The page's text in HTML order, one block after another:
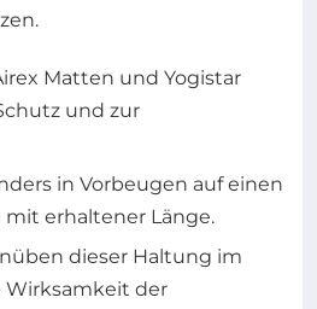
Matten und Yogistar
und zur
in Vorbeugen auf einen
erhaltener Länge.
dieser Haltung im
Wirksamkeit der